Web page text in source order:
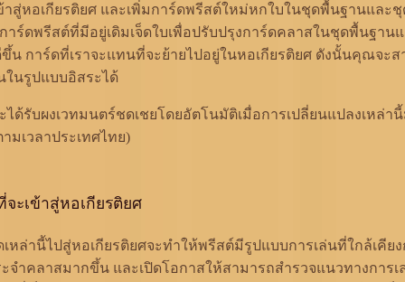
าสู่หอเกียรติยศ และเพิ่มการ์ดพรีสต์ใหม่หกใบในชุดพื้นฐานและ
การ์ดพรีสต์ที่มีอยู่เดิมเจ็ดใบเพื่อปรับปรุงการ์ดคลาสในชุดพื้นฐาน
น การ์ดที่เราจะแทนที่จะย้ายไปอยู่ในหอเกียรติยศ ดังนั้นคุณจะส
ในรูปแบบอิสระได้
ได้รับผงเวทมนตร์ชดเชยโดยอัตโนมัติเมื่อการเปลี่ยนแปลงเหล่า
มเวลาประเทศไทย)
ะเข้าสู่หอเกียรติยศ
เหล่านี้ไปสู่หอเกียรติยศจะทำให้พรีสต์มีรูปแบบการเล่นที่ใกล้เคีย
จำคลาสมากขึ้น และเปิดโอกาสให้สามารถสำรวจแนวทางการ